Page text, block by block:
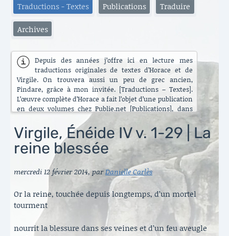
Traductions - Textes Publications Traduire
Archives
Depuis des années j’offre ici en lecture mes
traductions originales de textes d’Horace et de
Virgile. On trouvera aussi un peu de grec ancien,
Pindare, grâce à mon invitée. [Traductions – Textes].
L’œuvre complète d’Horace a fait l’objet d’une publication
en deux volumes chez Publie.net [Publications], dans
encore d’autres traductions que celles que vous pouvez
lire ici. C’est maintenant l’Énéide qui est chantier. Le
besoin de mettre ma longue pratique en perspective
s’est accru ces dernières années [Traduire]. La rubrique
est nouvelle. Elle va s’enrichir peu à peu. Il y a aussi de
belles surprises, des échanges contemporains et des
haïku en latin sous le titre austère des [Archives].
Virgile, Énéide IV v. 1-29 | La
reine blessée
mercredi 12 février 2014,parDanielle Carlès
Or la reine, touchée depuis longtemps, d’un mortel
tourment
nourrit la blessure dans ses veines et d’un feu aveugle